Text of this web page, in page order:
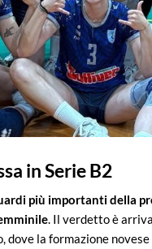
in Serie B2
più importanti della
. Il verdetto è
la formazione